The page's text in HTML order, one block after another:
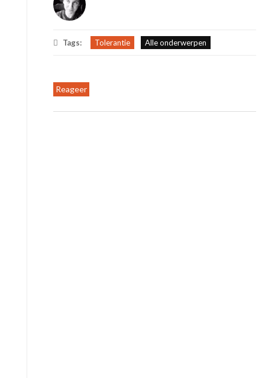
Tags: Tolerantie Alle onderwerpen
Reageer